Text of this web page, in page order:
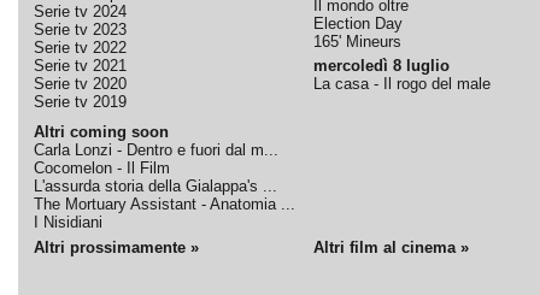
Serie tv 2024
Serie tv 2023
Serie tv 2022
Serie tv 2021
Serie tv 2020
Serie tv 2019
Altri coming soon
Carla Lonzi - Dentro e fuori dal m...
Cocomelon - Il Film
L'assurda storia della Gialappa's ...
The Mortuary Assistant - Anatomia ...
I Nisidiani
Il mondo oltre
Election Day
165' Mineurs
mercoledì 8 luglio
La casa - Il rogo del male
Altri prossimamente » Altri film al cinema »